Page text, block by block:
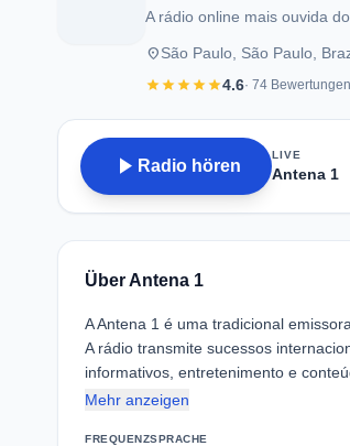
A rádio online mais ouvida
placeSão Paulo, São Paulo,
starstarstarstarstar4.6· 74 Bewertungen
play_arrow Radio hören
LIVE
Antena 1
Über Antena 1
A Antena 1 é uma tradicional
A rádio transmite sucessos
informativos, entretenimento e
Mehr anzeigen
FREQUENZSPRACHE